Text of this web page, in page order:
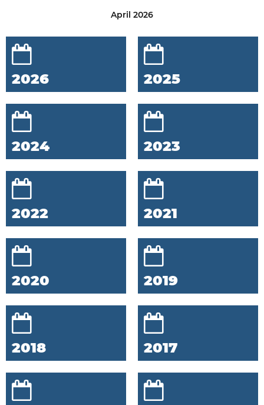
April 2026
2026 2025
2024 2023
2022 2021
2020 2019
2018 2017